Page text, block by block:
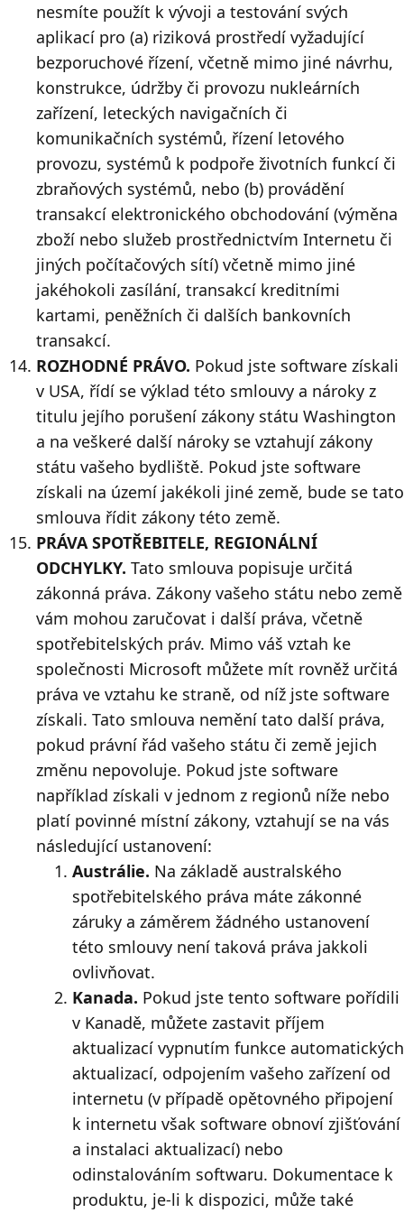
nesmíte použít k vývoji a testování svých
aplikací pro (a) riziková prostředí vyžadující
bezporuchové řízení, včetně mimo jiné návrhu,
konstrukce, údržby či provozu nukleárních
zařízení, leteckých navigačních či
komunikačních systémů, řízení letového
provozu, systémů k podpoře životních funkcí či
zbraňových systémů, nebo (b) provádění
transakcí elektronického obchodování (výměna
zboží nebo služeb prostřednictvím Internetu či
jiných počítačových sítí) včetně mimo jiné
jakéhokoli zasílání, transakcí kreditními
kartami, peněžních či dalších bankovních
transakcí.
ROZHODNÉ PRÁVO. Pokud jste software získali
v USA, řídí se výklad této smlouvy a nároky z
titulu jejího porušení zákony státu Washington
a na veškeré další nároky se vztahují zákony
státu vašeho bydliště. Pokud jste software
získali na území jakékoli jiné země, bude se tato
smlouva řídit zákony této země.
PRÁVA SPOTŘEBITELE, REGIONÁLNÍ
ODCHYLKY. Tato smlouva popisuje určitá
zákonná práva. Zákony vašeho státu nebo země
vám mohou zaručovat i další práva, včetně
spotřebitelských práv. Mimo váš vztah ke
společnosti Microsoft můžete mít rovněž určitá
práva ve vztahu ke straně, od níž jste software
získali. Tato smlouva nemění tato další práva,
pokud právní řád vašeho státu či země jejich
změnu nepovoluje. Pokud jste software
například získali v jednom z regionů níže nebo
platí povinné místní zákony, vztahují se na vás
následující ustanovení:
Austrálie. Na základě australského
spotřebitelského práva máte zákonné
záruky a záměrem žádného ustanovení
této smlouvy není taková práva jakkoli
ovlivňovat.
Kanada. Pokud jste tento software pořídili
v Kanadě, můžete zastavit příjem
aktualizací vypnutím funkce automatických
aktualizací, odpojením vašeho zařízení od
internetu (v případě opětovného připojení
k internetu však software obnoví zjišťování
a instalaci aktualizací) nebo
odinstalováním softwaru. Dokumentace k
produktu, je-li k dispozici, může také